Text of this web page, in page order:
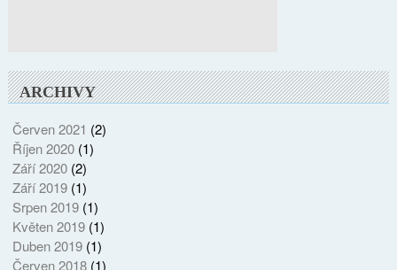
ARCHIVY
Červen 2021 (2)
Říjen 2020(1)
Září 2020(2)
Září 2019(1)
Srpen 2019(1)
Květen 2019(1)
Duben 2019(1)
Červen 2018(1)